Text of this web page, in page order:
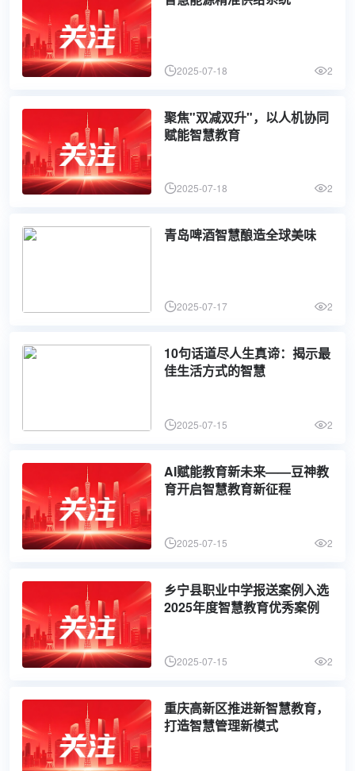
2025-07-18 2
聚焦"双减双升"，以人机协同
赋能智慧教育
2025-07-18 2
青岛啤酒智慧酿造全球美味
2025-07-17 2
10句话道尽人生真谛：揭示最
佳生活方式的智慧
2025-07-15 2
AI赋能教育新未来——豆神教
育开启智慧教育新征程
2025-07-15 2
乡宁县职业中学报送案例入选
2025年度智慧教育优秀案例
2025-07-15 2
重庆高新区推进新智慧教育，
打造智慧管理新模式